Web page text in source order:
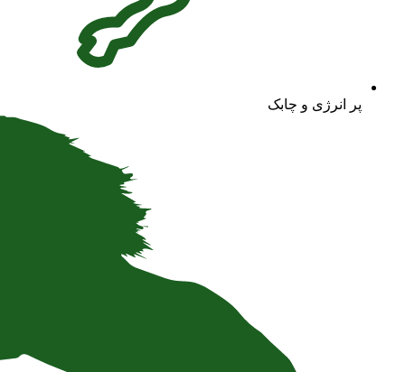
پر انرژی و چابک